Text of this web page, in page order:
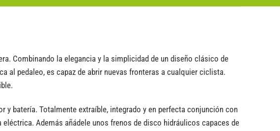
Combinando la elegancia y la simplicidad de un diseño clásico de
al pedaleo, es capaz de abrir nuevas fronteras a cualquier ciclista.
batería. Totalmente extraíble, integrado y en perfecta conjunción con
Además añádele unos frenos de disco hidráulicos capaces de